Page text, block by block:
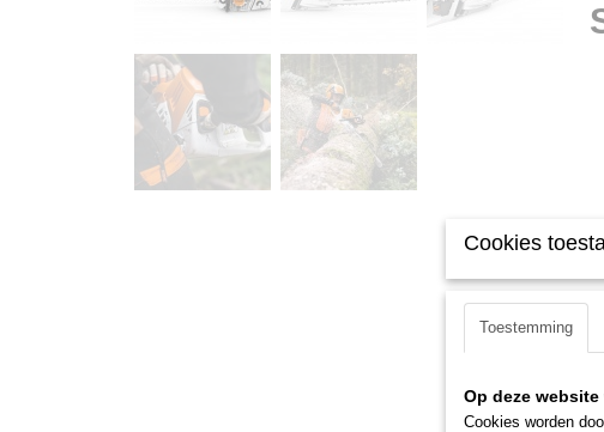
Cookies
Toestemming
Op deze
Cookies worden